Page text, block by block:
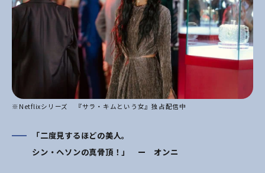
※Netflixシリーズ 『サラ・キムという女』独占配信中
「二度見するほどの美人。
シン・ヘソンの真骨頂！」 ー オンニ